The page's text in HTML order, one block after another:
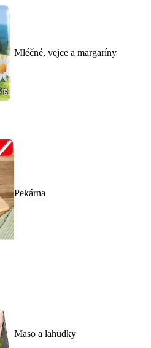
Mléčné, vejce a margaríny
Pekárna
Maso a lahůdky